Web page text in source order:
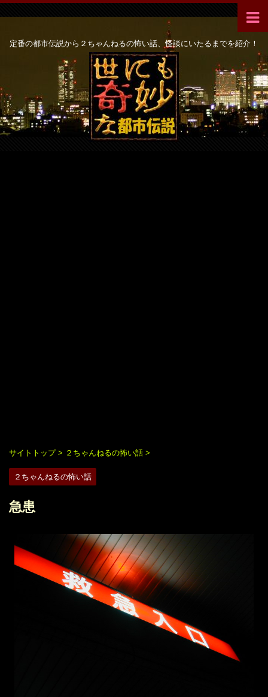
定番の都市伝説から２ちゃんねるの怖い話、怪談にいたるまでを紹介！
サイトトップ> ２ちゃんねるの怖い話 >
２ちゃんねるの怖い話
急患